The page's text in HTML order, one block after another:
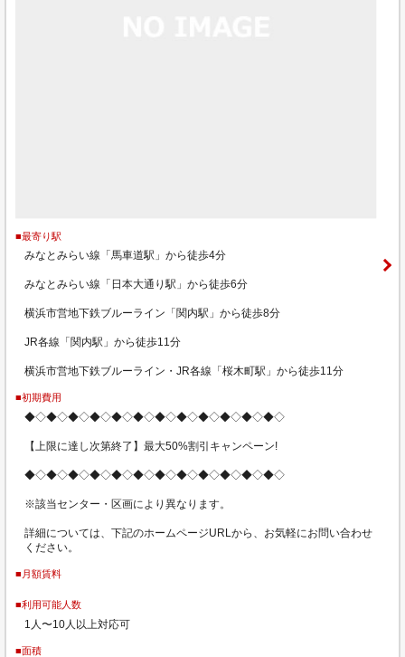
■最寄り駅
みなとみらい線「馬車道駅」から徒歩4分
みなとみらい線「日本大通り駅」から徒歩6分
横浜市営地下鉄ブルーライン「関内駅」から徒歩8分
JR各線「関内駅」から徒歩11分
横浜市営地下鉄ブルーライン・JR各線「桜木町駅」から徒歩11分
■初期費用
◆◇◆◇◆◇◆◇◆◇◆◇◆◇◆◇◆◇◆◇◆◇◆◇
【上限に達し次第終了】最大50%割引キャンペーン!
◆◇◆◇◆◇◆◇◆◇◆◇◆◇◆◇◆◇◆◇◆◇◆◇
※該当センター・区画により異なります。
詳細については、下記のホームページURLから、お気軽にお問い合わせ
ください。
■月額賃料
■利用可能人数
1人〜10人以上対応可
■面積